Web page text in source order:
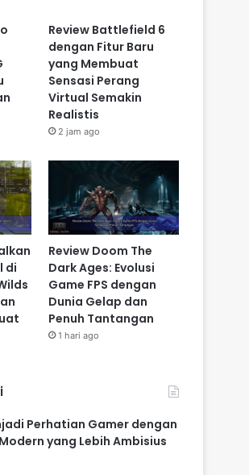
Review Battlefield 6
dengan Fitur Baru
yang Membuat
Sensasi Perang
Virtual Semakin
Realistis
2 jam ago
di
Review Doom The
Dark Ages: Evolusi
Game FPS dengan
Dunia Gelap dan
Penuh Tantangan
1 hari ago
Perhatian Gamer dengan
yang Lebih Ambisius